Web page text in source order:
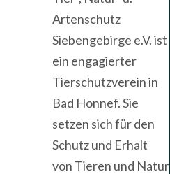
Artenschutz
Siebengebirge e.V. ist
ein engagierter
Tierschutzverein in
Bad Honnef. Sie
setzen sich für den
Schutz und Erhalt
von Tieren und Natur